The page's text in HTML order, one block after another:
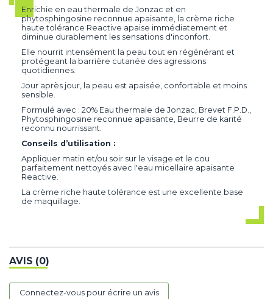
Enrichie en eau thermale de Jonzac et en
phytosphingosine reconnue apaisante, la crème riche
haute tolérance Reactive apaise immédiatement et
diminue durablement les sensations d'inconfort.
Elle nourrit intensément la peau tout en régénérant et
protégeant la barrière cutanée des agressions
quotidiennes.
Jour après jour, la peau est apaisée, confortable et moins
sensible.
Formulé avec : 20% Eau thermale de Jonzac, Brevet F.P.D.,
Phytosphingosine reconnue apaisante, Beurre de karité
reconnu nourrissant.
Conseils d’utilisation :
Appliquer matin et/ou soir sur le visage et le cou
parfaitement nettoyés avec l'eau micellaire apaisante
Reactive.
La crème riche haute tolérance est une excellente base
de maquillage.
AVIS (0)
Connectez-vous pour écrire un avis